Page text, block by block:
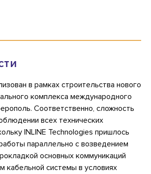
в рамках строительства нового
комплекса международного
Соответственно, сложность
всех технических
INLINE Technologies пришлось
параллельно с возведением
основных коммуникаций
кабельной системы в условиях